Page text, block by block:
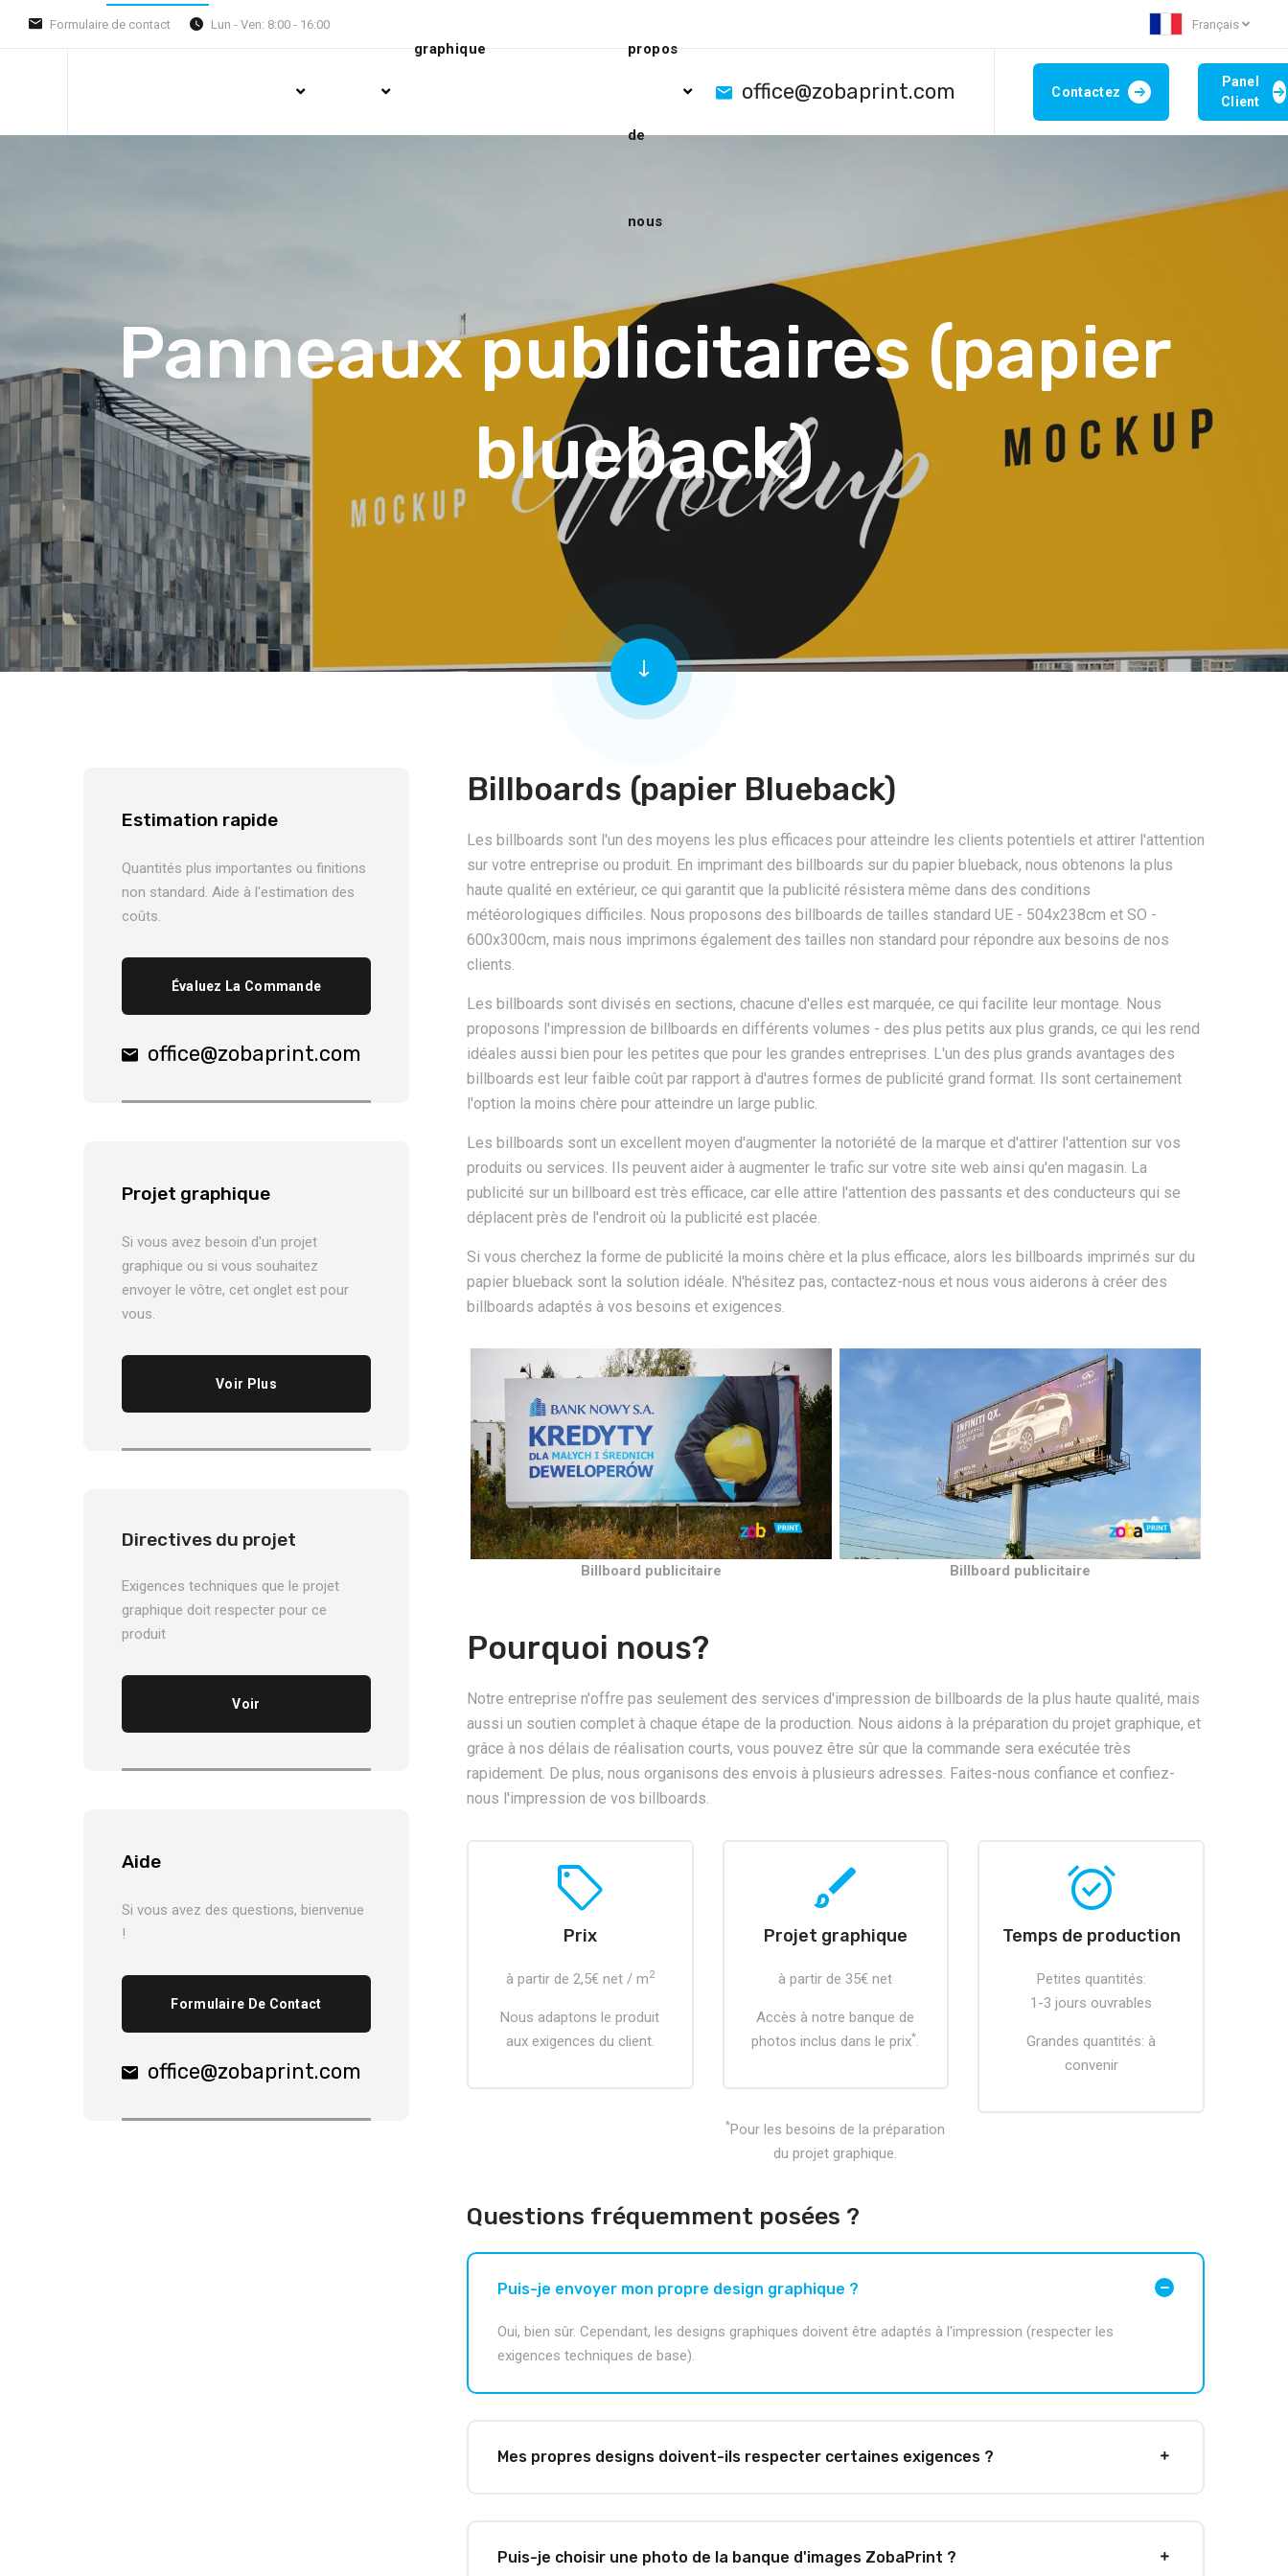
Formulaire de contact Lun - Ven: 8:00 - 16:00 Français
graphique propos
de
nous
office@zobaprint.com Contactez
Panel
Client
Panneaux publicitaires (papier
blueback)
Estimation rapide
Quantités plus importantes ou finitions
non standard. Aide à l'estimation des
coûts.
Évaluez La Commande
office@zobaprint.com
Projet graphique
Si vous avez besoin d'un projet
graphique ou si vous souhaitez
envoyer le vôtre, cet onglet est pour
vous.
Voir Plus
Directives du projet
Exigences techniques que le projet
graphique doit respecter pour ce
produit
Voir
Aide
Si vous avez des questions, bienvenue
!
Formulaire De Contact
office@zobaprint.com
Billboards (papier Blueback)
Les billboards sont l'un des moyens les plus efficaces pour atteindre les clients potentiels et attirer l'attention
sur votre entreprise ou produit. En imprimant des billboards sur du papier blueback, nous obtenons la plus
haute qualité en extérieur, ce qui garantit que la publicité résistera même dans des conditions
météorologiques difficiles. Nous proposons des billboards de tailles standard UE - 504x238cm et SO -
600x300cm, mais nous imprimons également des tailles non standard pour répondre aux besoins de nos
clients.
Les billboards sont divisés en sections, chacune d'elles est marquée, ce qui facilite leur montage. Nous
proposons l'impression de billboards en différents volumes - des plus petits aux plus grands, ce qui les rend
idéales aussi bien pour les petites que pour les grandes entreprises. L'un des plus grands avantages des
billboards est leur faible coût par rapport à d'autres formes de publicité grand format. Ils sont certainement
l'option la moins chère pour atteindre un large public.
Les billboards sont un excellent moyen d'augmenter la notoriété de la marque et d'attirer l'attention sur vos
produits ou services. Ils peuvent aider à augmenter le trafic sur votre site web ainsi qu'en magasin. La
publicité sur un billboard est très efficace, car elle attire l'attention des passants et des conducteurs qui se
déplacent près de l'endroit où la publicité est placée.
Si vous cherchez la forme de publicité la moins chère et la plus efficace, alors les billboards imprimés sur du
papier blueback sont la solution idéale. N'hésitez pas, contactez-nous et nous vous aiderons à créer des
billboards adaptés à vos besoins et exigences.
Billboard publicitaire Billboard publicitaire
Pourquoi nous?
Notre entreprise n'offre pas seulement des services d'impression de billboards de la plus haute qualité, mais
aussi un soutien complet à chaque étape de la production. Nous aidons à la préparation du projet graphique, et
grâce à nos délais de réalisation courts, vous pouvez être sûr que la commande sera exécutée très
rapidement. De plus, nous organisons des envois à plusieurs adresses. Faites-nous confiance et confiez-
nous l'impression de vos billboards.
sell
Prix
à partir de 2,5€ net / m2
Nous adaptons le produit
aux exigences du client.
brush
Projet graphique
à partir de 35€ net
Accès à notre banque de
photos inclus dans le prix*.
*Pour les besoins de la préparation
du projet graphique.
alarm_on
Temps de production
Petites quantités:
1-3 jours ouvrables
Grandes quantités: à
convenir
Questions fréquemment posées ?
Puis-je envoyer mon propre design graphique ?
Oui, bien sûr. Cependant, les designs graphiques doivent être adaptés à l'impression (respecter les
exigences techniques de base).
Mes propres designs doivent-ils respecter certaines exigences ?
Puis-je choisir une photo de la banque d'images ZobaPrint ?